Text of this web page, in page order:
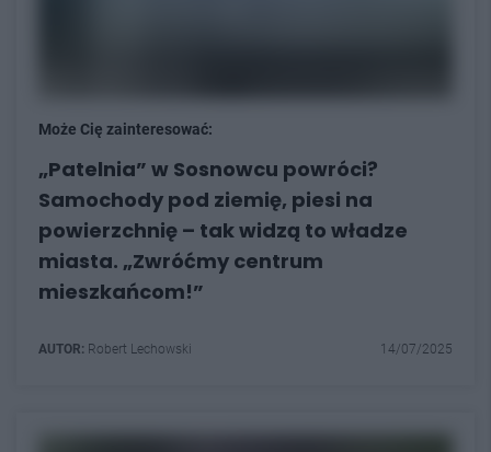
Może Cię zainteresować:
„Patelnia” w Sosnowcu powróci?
Samochody pod ziemię, piesi na
powierzchnię – tak widzą to władze
miasta. „Zwróćmy centrum
mieszkańcom!”
AUTOR: Robert Lechowski 14/07/2025